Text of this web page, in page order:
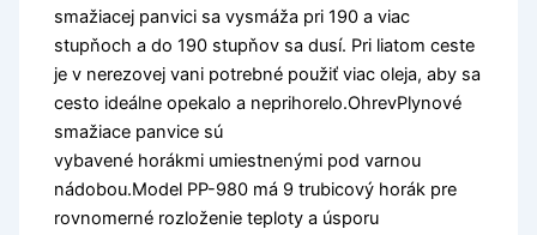
smažiacej panvici sa vysmáža pri 190 a viac
stupňoch a do 190 stupňov sa dusí. Pri liatom ceste
je v nerezovej vani potrebné použiť viac oleja, aby sa
cesto ideálne opekalo a neprihorelo.OhrevPlynové
smažiace panvice sú
vybavené horákmi umiestnenými pod varnou
nádobou.Model PP-980 má 9 trubicový horák pre
rovnomerné rozloženie teploty a úsporu